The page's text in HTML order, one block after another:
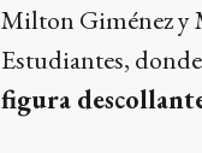
Milton Giménez y
Estudiantes,
figura